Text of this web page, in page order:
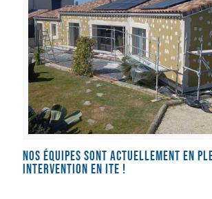
Nos équipes sont actuellement en
intervention en ITE !